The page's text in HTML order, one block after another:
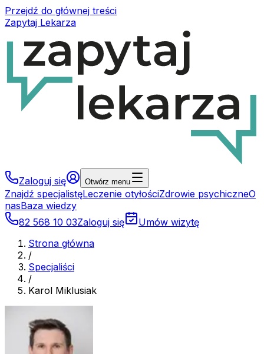
Przejdź do głównej treści
Zapytaj Lekarza
Zaloguj się Otwórz menu
Znajdź specjalistęLeczenie otyłościZdrowie psychiczneO
nasBaza wiedzy
82 568 10 03Zaloguj się
Umów wizytę
Strona główna
/
Specjaliści
/
Karol Miklusiak